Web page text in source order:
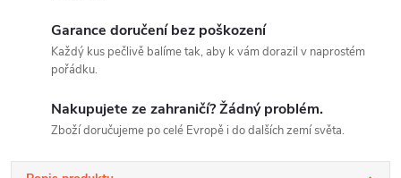
Garance doručení bez poškození
Každý kus pečlivě balíme tak, aby k vám dorazil v naprostém
pořádku.
Nakupujete ze zahraničí? Žádný problém.
Zboží doručujeme po celé Evropě i do dalších zemí světa.